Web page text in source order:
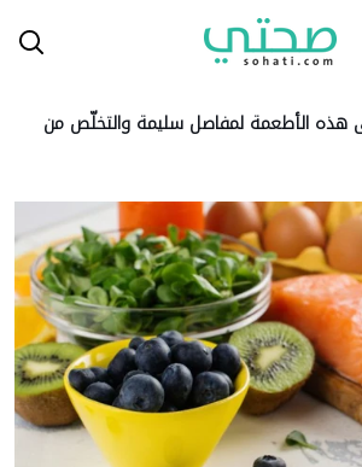
هذه الأطعمة لمفاصل سليمة والتخلّص من